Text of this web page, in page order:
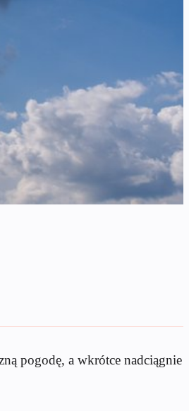
pogodę, a wkrótce nadciągnie